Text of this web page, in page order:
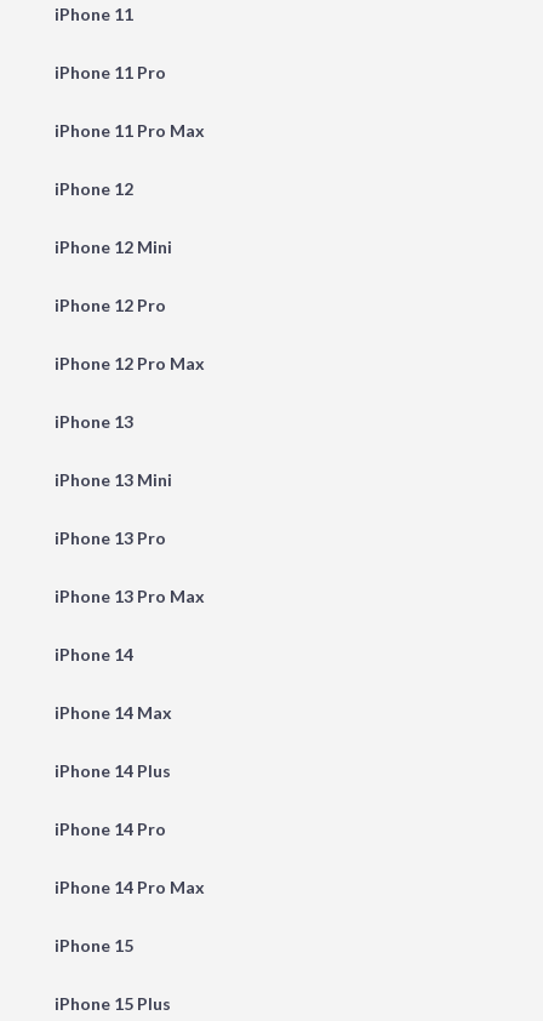
iPhone 11
iPhone 11 Pro
iPhone 11 Pro Max
iPhone 12
iPhone 12 Mini
iPhone 12 Pro
iPhone 12 Pro Max
iPhone 13
iPhone 13 Mini
iPhone 13 Pro
iPhone 13 Pro Max
iPhone 14
iPhone 14 Max
iPhone 14 Plus
iPhone 14 Pro
iPhone 14 Pro Max
iPhone 15
iPhone 15 Plus